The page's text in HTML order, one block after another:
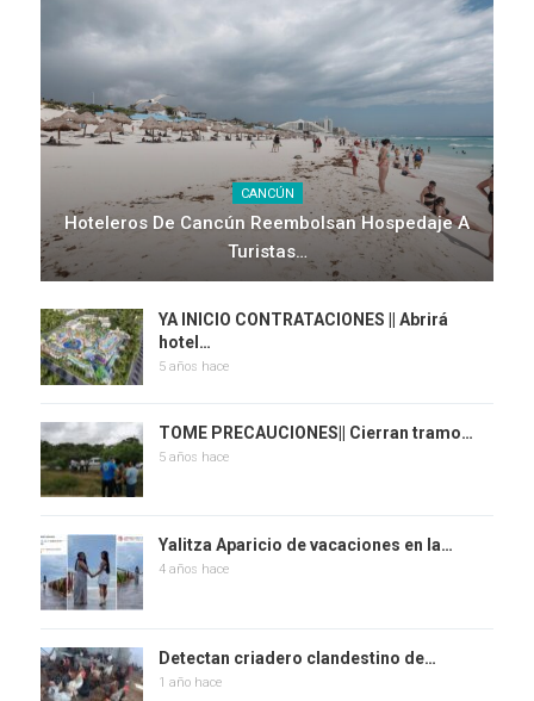
CANCÚN
Hoteleros De Cancún Reembolsan Hospedaje A
Turistas…
YA INICIO CONTRATACIONES || Abrirá
hotel…
5 años hace
TOME PRECAUCIONES|| Cierran tramo…
5 años hace
Yalitza Aparicio de vacaciones en la…
4 años hace
Detectan criadero clandestino de…
1 año hace